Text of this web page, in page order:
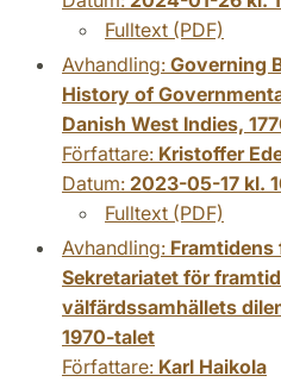
Fulltext (PDF)
Avhandling: Governing
History of
Danish West Indies,
Författare: Kristoffer
Datum: 2023-05-17 kl.
Fulltext (PDF)
Avhandling: Framtidens
Sekretariatet för
välfärdssamhällets
1970-talet
Författare: Karl Haikola